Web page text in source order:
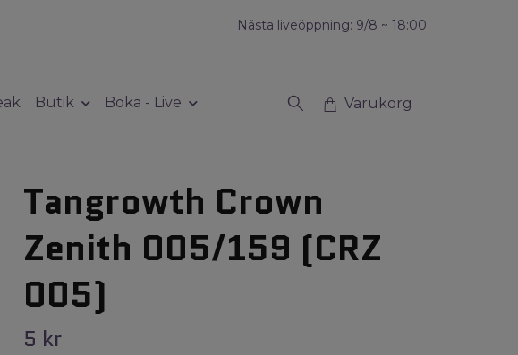
Nästa liveöppning: 9/8 ~ 18:00
Butik Boka - Live Varukorg
Tangrowth Crown
Zenith 005/159 (CRZ
005)
5 kr